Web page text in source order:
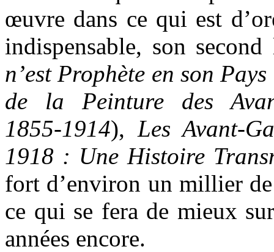
œuvre dans ce qui est
indispensable, son
n’est Prophète en son
de la Peinture des
1855-1914), Les Avant-
1918 : Une Histoire
fort d’environ un millier
ce qui se fera de mieux
années encore.